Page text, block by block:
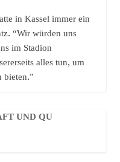
in Kassel immer ein
“Wir würden uns
im Stadion
alles tun, um
UND QU